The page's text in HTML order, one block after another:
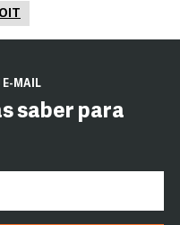
E-MAIL
saber para